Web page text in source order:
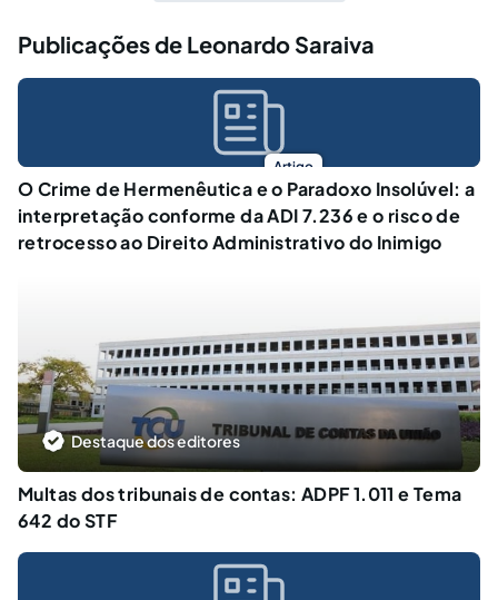
Publicações de Leonardo Saraiva
Artigo
O Crime de Hermenêutica e o Paradoxo Insolúvel: a
interpretação conforme da ADI 7.236 e o risco de
retrocesso ao Direito Administrativo do Inimigo
Destaque dos editores
Multas dos tribunais de contas: ADPF 1.011 e Tema
642 do STF